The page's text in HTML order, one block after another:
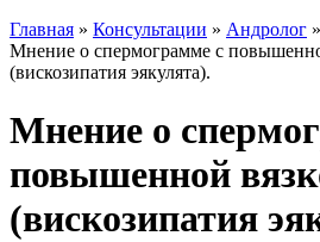
Главная » Консультации » Андролог »
Мнение о спермограмме с
(вискозипатия эякулята).
Мнение о
повышенной
(вискозипатия